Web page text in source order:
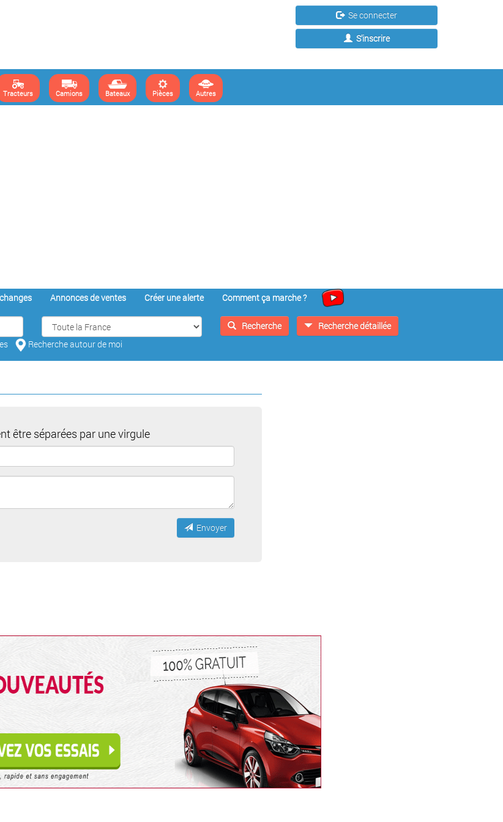
Se connecter
S'inscrire
Tracteurs Camions Bateaux Pièces Autres
Annonces de ventes Créer une alerte Comment ça marche ?
Recherche
Recherche détaillée
Recherche autour de moi
être séparées par une virgule
Envoyer